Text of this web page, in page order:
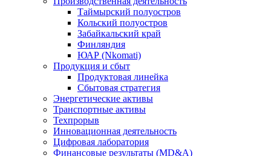
Таймырский полуостров
Кольский полуостров
Забайкальский край
Финляндия
ЮАР (Nkomati)
Продукция и сбыт
Продуктовая линейка
Сбытовая стратегия
Энергетические активы
Транспортные активы
Техпрорыв
Инновационная деятельность
Цифровая лаборатория
Финансовые результаты (MD&A)